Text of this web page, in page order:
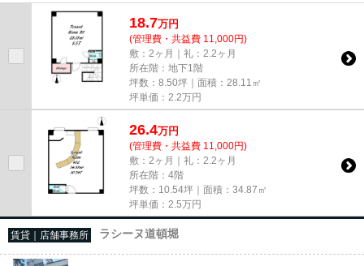
尚、弊社ではおとり広告は一切...
18.7万円
(管理費・共益費 11,000円)
敷：2ヶ月｜礼：2.2ヶ月
所在階：地下1階
坪数：8.50坪｜面積：28.11㎡
坪単価： 2.2万円
26.4万円
(管理費・共益費 11,000円)
敷：2ヶ月｜礼：2.2ヶ月
所在階：4階
坪数：10.54坪｜面積：34.87㎡
坪単価： 2.5万円
賃貸｜店舗事務所 ラシーヌ道頓堀